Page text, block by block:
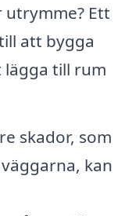
utrymme? Ett
att bygga
till rum
skador, som
kan